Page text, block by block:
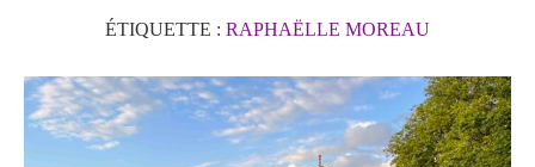
ÉTIQUETTE : RAPHAËLLE MOREAU